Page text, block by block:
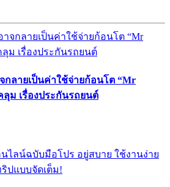
กลายเป็นค่าใช้จ่ายก้อนโต “Mr
ม เรื่องประกันรถยนต์